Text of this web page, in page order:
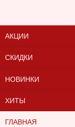
АКЦИИ
СКИДКИ
НОВИНКИ
ХИТЫ
ГЛАВНАЯ